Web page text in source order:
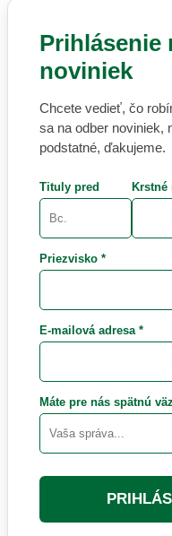
Prihlásenie
noviniek
Chcete vedieť, čo
sa na odber noviniek,
podstatné, ďakujeme.
Tituly pred Krstné
Priezvisko *
E-mailová adresa *
Máte pre nás spätnú